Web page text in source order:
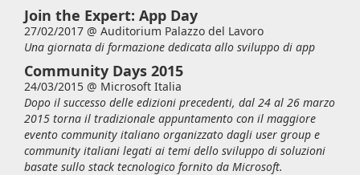
Join the Expert: App Day
27/02/2017 @ Auditorium Palazzo del Lavoro
Una giornata di formazione dedicata allo sviluppo di app
Community Days 2015
24/03/2015 @ Microsoft Italia
Dopo il successo delle edizioni precedenti, dal 24 al 26 marzo
2015 torna il tradizionale appuntamento con il maggiore
evento community italiano organizzato dagli user group e
community italiani legati ai temi dello sviluppo di soluzioni
basate sullo stack tecnologico fornito da Microsoft.